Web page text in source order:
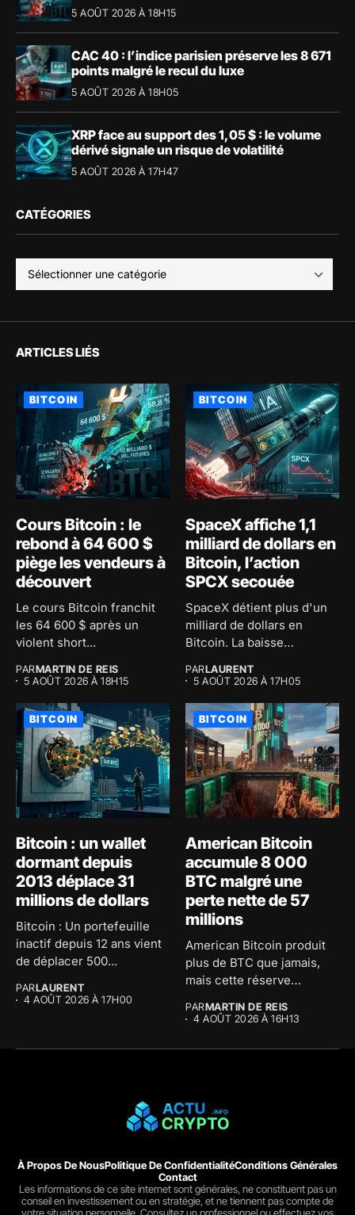
5 AOÛT 2026 À 18H15
CAC 40 : l’indice parisien préserve les 8 671
points malgré le recul du luxe
5 AOÛT 2026 À 18H05
XRP face au support des 1,05 $ : le volume
dérivé signale un risque de volatilité
5 AOÛT 2026 À 17H47
CATÉGORIES
ARTICLES LIÉS
BITCOIN
Cours Bitcoin : le
rebond à 64 600 $
piège les vendeurs à
découvert
Le cours Bitcoin franchit
les 64 600 $ après un
violent short...
PARMARTIN DE REIS
5 AOÛT 2026 À 18H15
BITCOIN
SpaceX affiche 1,1
milliard de dollars en
Bitcoin, l’action
SPCX secouée
SpaceX détient plus d'un
milliard de dollars en
Bitcoin. La baisse
PARLAURENT
5 AOÛT 2026 À 17H05
BITCOIN
Bitcoin : un wallet
dormant depuis
2013 déplace 31
millions de dollars
Bitcoin : Un portefeuille
inactif depuis 12 ans vient
de déplacer 500...
PARLAURENT
4 AOÛT 2026 À 17H00
BITCOIN
American Bitcoin
accumule 8 000
BTC malgré une
perte nette de 57
millions
American Bitcoin produit
plus de BTC que jamais,
mais cette réserve
PARMARTIN DE REIS
4 AOÛT 2026 À 16H13
À Propos De NousPolitique De ConfidentialitéConditions Générales
Contact
Les informations de ce site internet sont générales, ne constituent pas un
conseil en investissement ou en stratégie, et ne tiennent pas compte de